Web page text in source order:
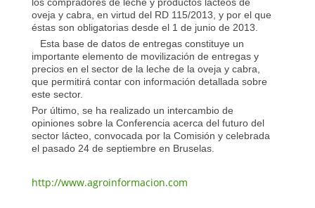
oveja y cabra, en virtud del RD 115/2013, y por el que
éstas son obligatorias desde el 1 de junio de 2013.
Esta base de datos de entregas constituye un
importante elemento de movilización de entregas y
precios en el sector de la leche de la oveja y cabra,
que permitirá contar con información detallada sobre
este sector.
Por último, se ha realizado un intercambio de
opiniones sobre la Conferencia acerca del futuro del
sector lácteo, convocada por la Comisión y celebrada
el pasado 24 de septiembre en Bruselas.
http://www.agroinformacion.com